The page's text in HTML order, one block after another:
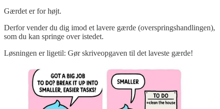
Gærdet er for højt.
Derfor vender du dig imod et lavere gærde (overspringshandlingen),
som du kan springe over istedet.
Løsningen er ligetil: Gør skriveopgaven til det laveste gærde!